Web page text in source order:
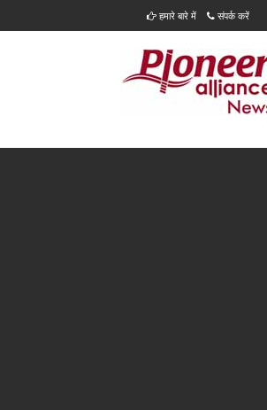
हमारे बारे में संपर्क करें